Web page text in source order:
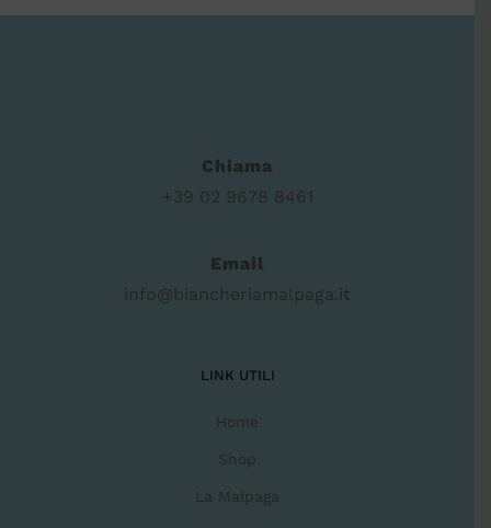
Chiama
+39 02 9678 8461
Email
info@biancheriamalpaga.it
LINK UTILI
Home
Shop
La Malpaga